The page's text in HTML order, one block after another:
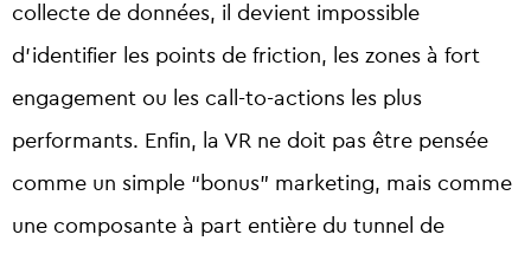
collecte de données, il devient impossible
d’identifier les points de friction, les zones à fort
engagement ou les call-to-actions les plus
performants. Enfin, la VR ne doit pas être pensée
comme un simple “bonus” marketing, mais comme
une composante à part entière du tunnel de